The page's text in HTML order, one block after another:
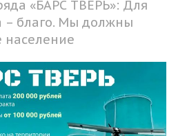
«БАРС ТВЕРЬ»: Для
– благо. Мы должны